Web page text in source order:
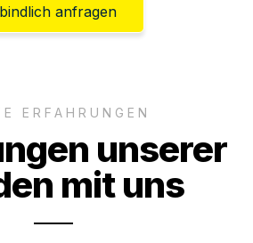
anfragen
ERFAHRUNGEN
unserer
mit uns